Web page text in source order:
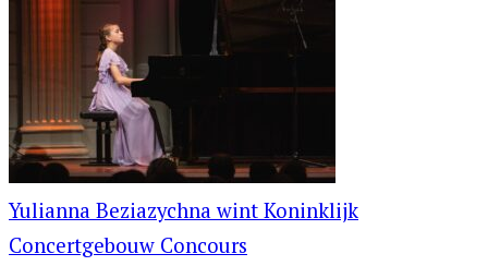
Yulianna Beziazychna wint Koninklijk
Concertgebouw Concours